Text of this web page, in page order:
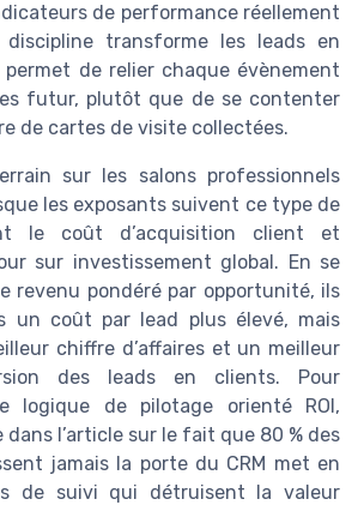
de performance réellement
transforme les leads en
de relier chaque évènement
futur, plutôt que de se contenter
de cartes de visite collectées.
sur les salons professionnels
les exposants suivent ce type de
le coût d’acquisition client et
sur investissement global. En se
revenu pondéré par opportunité, ils
un coût par lead plus élevé, mais
chiffre d’affaires et un meilleur
des leads en clients. Pour
logique de pilotage orienté ROI,
dans l’article sur le fait que 80 % des
jamais la porte du CRM met en
de suivi qui détruisent la valeur